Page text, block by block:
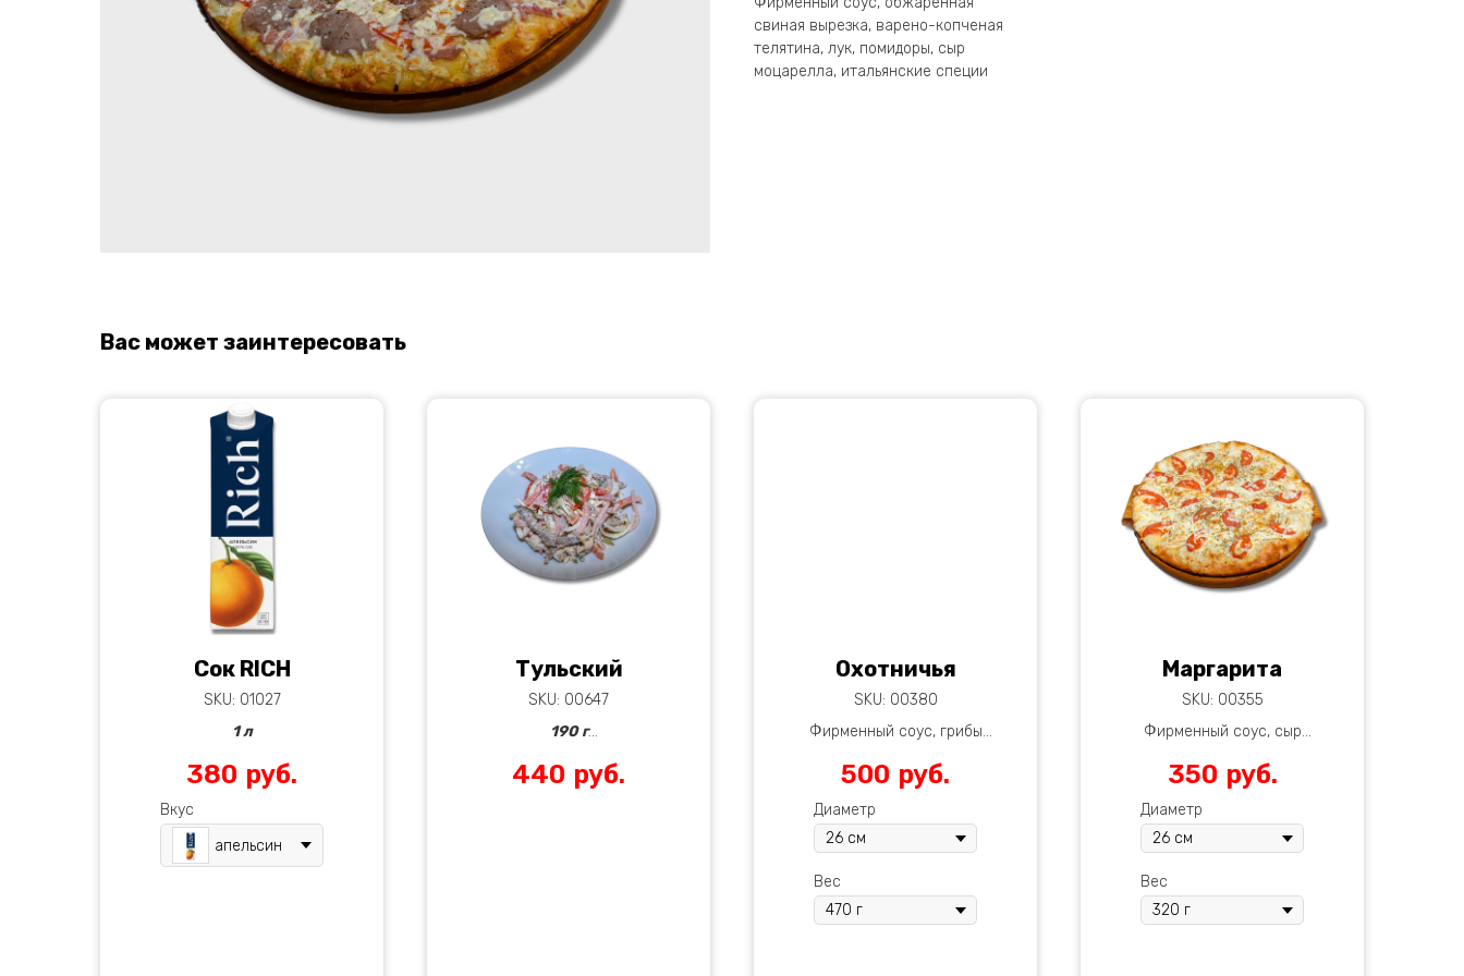
свиная вырезка, варено-копченая
телятина, лук, помидоры, сыр
моцарелла, итальянские специи
Вас может заинтересовать
Сок RICH
SKU: 01027
1 л
380 руб.
Вкус
апельсин
Тульский
SKU: 00647
190 г
Куриное филе, язык говяжий,
440 руб.
Охотничья
SKU: 00380
Фирменный соус, грибы
копченые венгерские
колбаски,соленые огурцы,
сырокопченый бекон, сыр
моцарелла,
500 руб.
Диаметр
Вес
Маргарита
SKU: 00355
Фирменный соус, сыр
помидоры, базилик
350 руб.
Диаметр
Вес